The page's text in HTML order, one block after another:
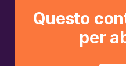
Questo
per